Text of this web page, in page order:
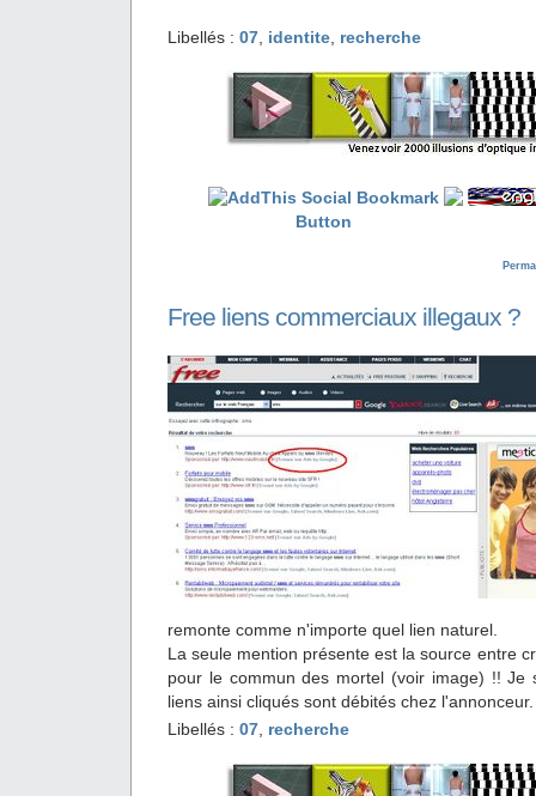
Libellés : 07 identite recherche
Free liens commerciaux illegaux ?
remonte comme n'importe quel lien naturel.
La seule mention présente est la source entre
pour le commun des mortel (voir image) !! Je
liens ainsi cliqués sont débités chez l'annonceur.
Libellés : 07 recherche